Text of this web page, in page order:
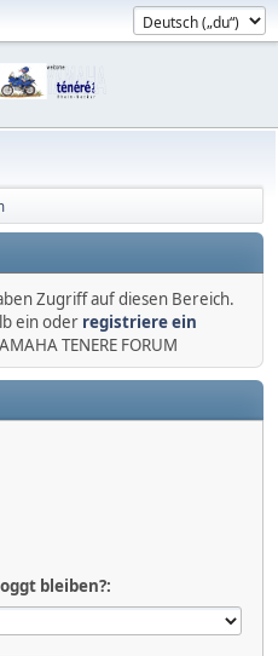
Zugriff auf diesen Bereich.
ein oder registriere ein
TENERE FORUM
bleiben?: